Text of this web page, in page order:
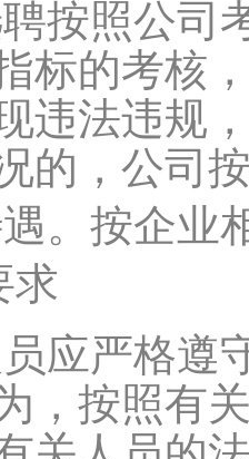
按照公司
标的考核
违法违规
的，公司
。按企业
求
应严格遵
，按照有